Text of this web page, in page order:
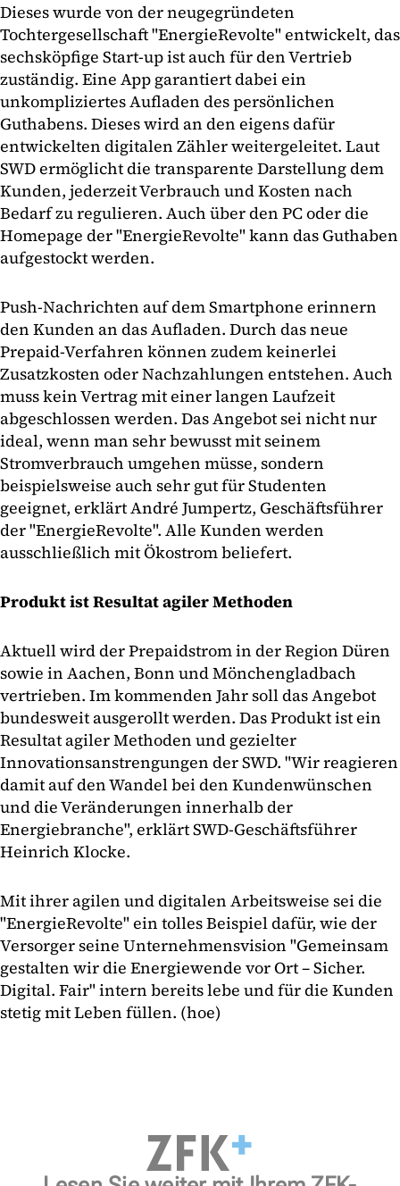
Dieses wurde von der neugegründeten
Tochtergesellschaft "EnergieRevolte" entwickelt, das
sechsköpfige Start-up ist auch für den Vertrieb
zuständig. Eine App garantiert dabei ein
unkompliziertes Aufladen des persönlichen
Guthabens. Dieses wird an den eigens dafür
entwickelten digitalen Zähler weitergeleitet. Laut
SWD ermöglicht die transparente Darstellung dem
Kunden, jederzeit Verbrauch und Kosten nach
Bedarf zu regulieren. Auch über den PC oder die
Homepage der "EnergieRevolte" kann das Guthaben
aufgestockt werden.
Push-Nachrichten auf dem Smartphone erinnern
den Kunden an das Aufladen. Durch das neue
Prepaid-Verfahren können zudem keinerlei
Zusatzkosten oder Nachzahlungen entstehen. Auch
muss kein Vertrag mit einer langen Laufzeit
abgeschlossen werden. Das Angebot sei nicht nur
ideal, wenn man sehr bewusst mit seinem
Stromverbrauch umgehen müsse, sondern
beispielsweise auch sehr gut für Studenten
geeignet, erklärt André Jumpertz, Geschäftsführer
der "EnergieRevolte". Alle Kunden werden
ausschließlich mit Ökostrom beliefert.
Produkt ist Resultat agiler Methoden
Aktuell wird der Prepaidstrom in der Region Düren
sowie in Aachen, Bonn und Mönchengladbach
vertrieben. Im kommenden Jahr soll das Angebot
bundesweit ausgerollt werden. Das Produkt ist ein
Resultat agiler Methoden und gezielter
Innovationsanstrengungen der SWD. "Wir reagieren
damit auf den Wandel bei den Kundenwünschen
und die Veränderungen innerhalb der
Energiebranche", erklärt SWD-Geschäftsführer
Heinrich Klocke.
Mit ihrer agilen und digitalen Arbeitsweise sei die
"EnergieRevolte" ein tolles Beispiel dafür, wie der
Versorger seine Unternehmensvision "Gemeinsam
gestalten wir die Energiewende vor Ort – Sicher.
Digital. Fair" intern bereits lebe und für die Kunden
stetig mit Leben füllen. (hoe)